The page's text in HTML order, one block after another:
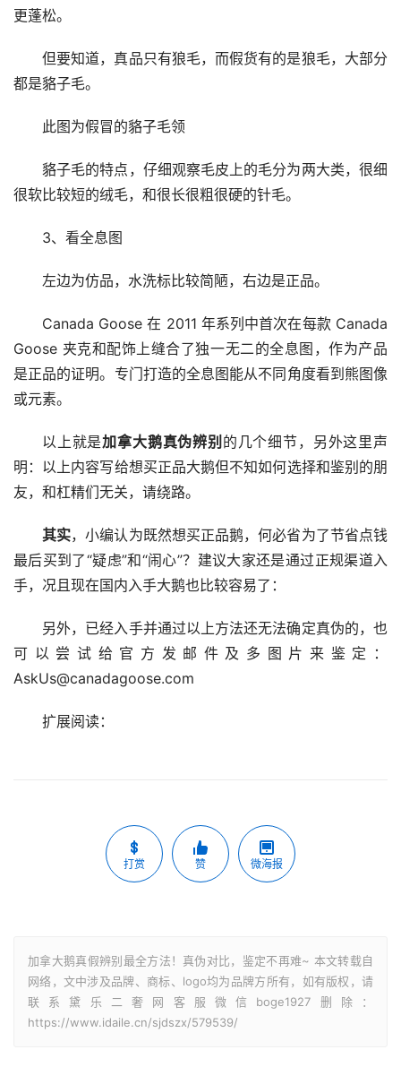
更蓬松。
但要知道，真品只有狼毛，而假货有的是狼毛，大部分
都是貉子毛。
此图为假冒的貉子毛领
貉子毛的特点，仔细观察毛皮上的毛分为两大类，很细
很软比较短的绒毛，和很长很粗很硬的针毛。
3、看全息图
左边为仿品，水洗标比较简陋，右边是正品。
Canada Goose 在 2011 年系列中首次在每款 Canada
Goose 夹克和配饰上缝合了独一无二的全息图，作为产品
是正品的证明。专门打造的全息图能从不同角度看到熊图像
或元素。
以上就是加拿大鹅真伪辨别 的几个细节，另外这里声
明：以上内容写给想买正品大鹅但不知如何选择和鉴别的朋
友，和杠精们无关，请绕路。
其实，小编认为既然想买正品鹅，何必省为了节省点钱
最后买到了“疑虑”和“闹心”？建议大家还是通过正规渠道入
手，况且现在国内入手大鹅也比较容易了：
另外，已经入手并通过以上方法还无法确定真伪的，也
可以尝试给官方发邮件及多图片来鉴定：
AskUs@canadagoose.com
扩展阅读：
打赏 赞 微海报
加拿大鹅真假辨别最全方法！真伪对比，鉴定不再难~ 本文转载自
网络，文中涉及品牌、商标、logo均为品牌方所有，如有版权，请
联系黛乐二奢网客服微信boge1927删除：
https://www.idaile.cn/sjdszx/579539/